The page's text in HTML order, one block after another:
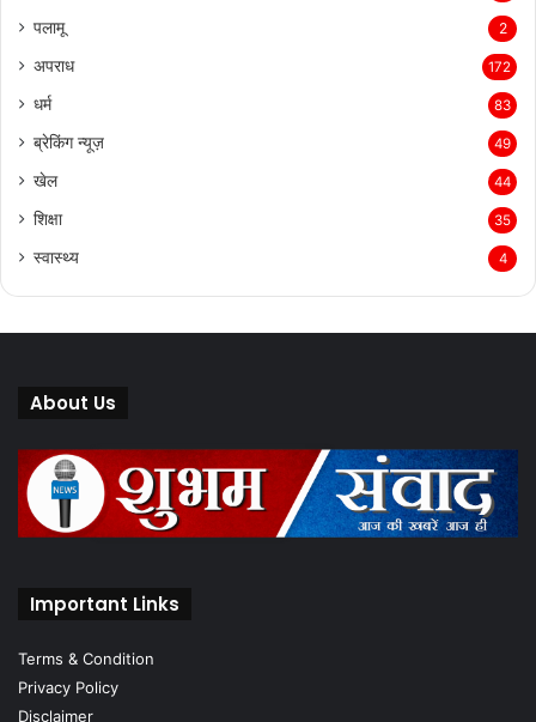
पलामू 2
अपराध 172
धर्म 83
ब्रेकिंग न्यूज़ 49
खेल 44
शिक्षा 35
स्वास्थ्य 4
About Us
Important Links
Terms & Condition
Privacy Policy
Disclaimer